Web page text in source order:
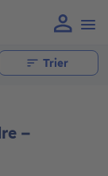
Trier
-